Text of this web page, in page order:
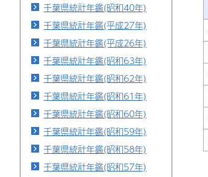
千葉県統計年鑑(昭和40年)
千葉県統計年鑑(平成27年)
千葉県統計年鑑(平成26年)
千葉県統計年鑑(昭和63年)
千葉県統計年鑑(昭和62年)
千葉県統計年鑑(昭和61年)
千葉県統計年鑑(昭和60年)
千葉県統計年鑑(昭和59年)
千葉県統計年鑑(昭和58年)
千葉県統計年鑑(昭和57年)